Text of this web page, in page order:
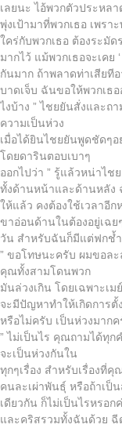
เลยนะ ไอ้พวกตัวประหล
พุ่งเป้ามาที่พวกเธอ เพรา
ใคร่กับพวกเธอ ต้องระมัด
มากไว้ แม้พวกเธอจะเค
กันมาก ถ้าพลาดท่าเสียที
บาดเจ็บ ฉันขอให้พวกเธอ
ไงบ้าง ” ไชยยันสั่งและถา
ความเป็นห่วง
เมื่อได้ยินไชยยันพูดชัดๆ
โดยดารินตอบเบาๆ
ออกไปว่า ” รู้แล้วหน่าไช
ทั้งด้านหน้าและด้านหลัง
ให้แล้ว คงต้องใช้เวลาอี
ขาอ่อนด้านในต้องอยู่เฉย
วัน สำหรับฉันก็มีแต่ฟกช้ำ
” ขอโทษนะครับ ผมขอละ
คุณทั้งสามโดนพวก
มันล่วงเกิน โดยเฉพาะเ
จะมีปัญหาทำให้เกิดการตั้
หรือไม่ครับ เป็นห่วงมาก
” ไม่เป็นไร คุณถามได้ทุ
จะเป็นห่วงกันใน
ทุกๆเรื่อง สำหรับเรื่องที่คุ
คนละเผ่าพันธุ์ หรือถ้าเป็
เดียวกัน ก็ไม่เป็นไรหรอก
และคริสรวมทั้งฉันด้วย ฉี